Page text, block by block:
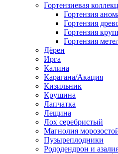
Гортензиевая
Гортензия
Гортензия
Гортензия
Гортензия
Дёрен
Ирга
Калина
Карагана/Акация
Кизильник
Крушина
Лапчатка
Лещина
Лох серебристый
Магнолия
Пузыреплодники
Рододендрон и